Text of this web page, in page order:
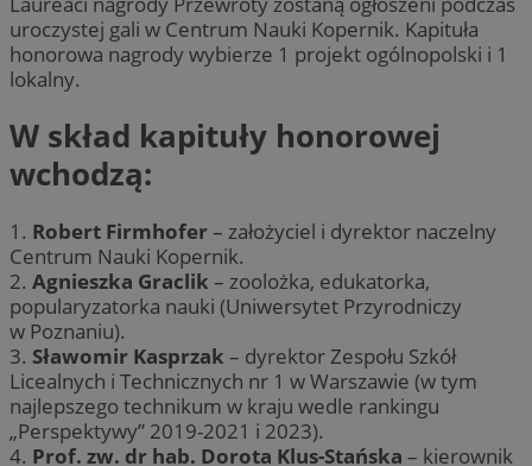
uroczystej gali w Centrum Nauki Kopernik. Kapituła
honorowa nagrody wybierze 1 projekt ogólnopolski i 1
lokalny.
W skład kapituły honorowej
wchodzą:
1. Robert Firmhofer– założyciel i dyrektor naczelny
Centrum Nauki Kopernik.
2. Agnieszka Graclik – zoolożka, edukatorka,
popularyzatorka nauki (Uniwersytet Przyrodniczy
w Poznaniu).
3. Sławomir Kasprzak – dyrektor Zespołu Szkół
Licealnych i Technicznych nr 1 w Warszawie (w tym
najlepszego technikum w kraju wedle rankingu
„Perspektywy” 2019-2021 i 2023).
4. Prof. zw. dr hab. Dorota Klus-Stańska – kierownik